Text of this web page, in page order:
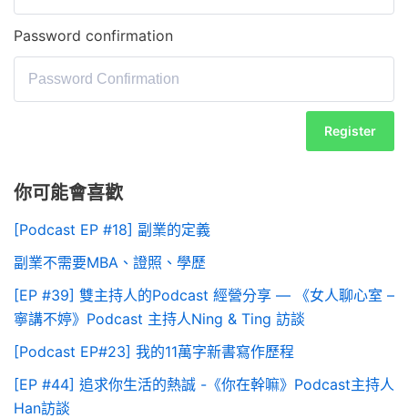
Password confirmation
Register
你可能會喜歡
[Podcast EP #18] 副業的定義
副業不需要MBA、證照、學歷
[EP #39] 雙主持人的Podcast 經營分享 — 《女人聊心室 –
寧講不婷》Podcast 主持人Ning & Ting 訪談
[Podcast EP#23] 我的11萬字新書寫作歷程
[EP #44] 追求你生活的熱誠 -《你在幹嘛》Podcast主持人
Han訪談